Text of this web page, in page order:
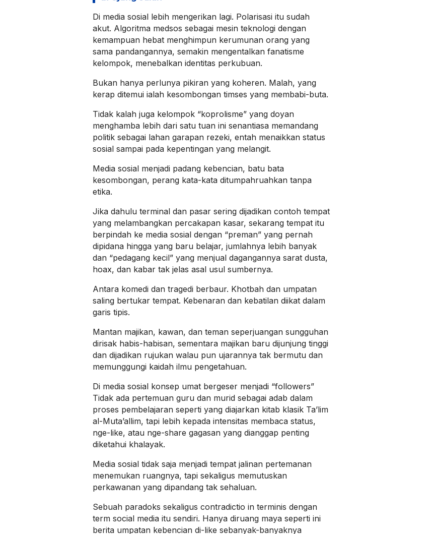
Di media sosial lebih mengerikan lagi. Polarisasi itu sudah
akut. Algoritma medsos sebagai mesin teknologi dengan
kemampuan hebat menghimpun kerumunan orang yang
sama pandangannya, semakin mengentalkan fanatisme
kelompok, menebalkan identitas perkubuan.
Bukan hanya perlunya pikiran yang koheren. Malah, yang
kerap ditemui ialah kesombongan timses yang membabi-buta.
Tidak kalah juga kelompok “koprolisme” yang doyan
menghamba lebih dari satu tuan ini senantiasa memandang
politik sebagai lahan garapan rezeki, entah menaikkan status
sosial sampai pada kepentingan yang melangit.
Media sosial menjadi padang kebencian, batu bata
kesombongan, perang kata-kata ditumpahruahkan tanpa
etika.
Jika dahulu terminal dan pasar sering dijadikan contoh tempat
yang melambangkan percakapan kasar, sekarang tempat itu
berpindah ke media sosial dengan “preman” yang pernah
dipidana hingga yang baru belajar, jumlahnya lebih banyak
dan “pedagang kecil” yang menjual dagangannya sarat dusta,
hoax, dan kabar tak jelas asal usul sumbernya.
Antara komedi dan tragedi berbaur. Khotbah dan umpatan
saling bertukar tempat. Kebenaran dan kebatilan diikat dalam
garis tipis.
Mantan majikan, kawan, dan teman seperjuangan sungguhan
dirisak habis-habisan, sementara majikan baru dijunjung tinggi
dan dijadikan rujukan walau pun ujarannya tak bermutu dan
memunggungi kaidah ilmu pengetahuan.
Di media sosial konsep umat bergeser menjadi “followers”
Tidak ada pertemuan guru dan murid sebagai adab dalam
proses pembelajaran seperti yang diajarkan kitab klasik Ta’lim
al-Muta’allim, tapi lebih kepada intensitas membaca status,
nge-like, atau nge-share gagasan yang dianggap penting
diketahui khalayak.
Media sosial tidak saja menjadi tempat jalinan pertemanan
menemukan ruangnya, tapi sekaligus memutuskan
perkawanan yang dipandang tak sehaluan.
Sebuah paradoks sekaligus contradictio in terminis dengan
term social media itu sendiri. Hanya diruang maya seperti ini
berita umpatan kebencian di-like sebanyak-banyaknya